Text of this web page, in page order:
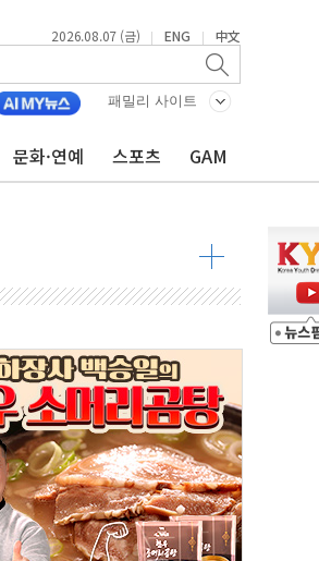
2026.08.07 (금) | ENG | 中文
패밀리 사이트
문화·연예 스포츠 GAM
쇄 영향
상승
트레이드데스크·웬디스↓
"
도전 총력"